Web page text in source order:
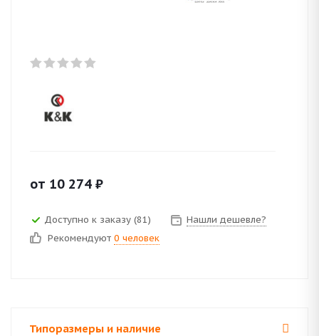
от 10 274 ₽
Доступно к заказу (81)
Нашли дешевле?
Рекомендуют 0 человек
Типоразмеры и наличие